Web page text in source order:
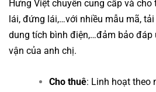
Hưng Việt chuyên cung cấp và cho
lái, đứng lái,…với nhiều mẫu mã,
dung tích bình điện,…đảm bảo đáp
vận của anh chị.
Cho thuê: Linh hoạt theo